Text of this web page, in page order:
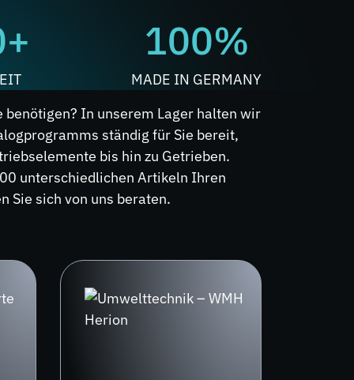
100%
MADE IN GERMANY
benötigen? In unserem Lager halten wir
ständig für Sie bereit,
bis hin zu Getrieben.
unterschiedlichen Artikeln Ihren
Sie sich von uns beraten.